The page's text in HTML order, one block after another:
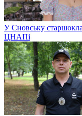
У Сновську
ЦНАПі